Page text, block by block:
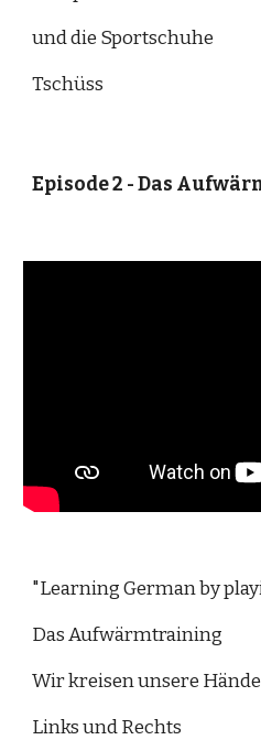
und die Sportschuhe
Tschüss
Episode 2 - Das
"Learning German by
Das Aufwärmtraining
Wir kreisen unsere Hände
Links und Rechts